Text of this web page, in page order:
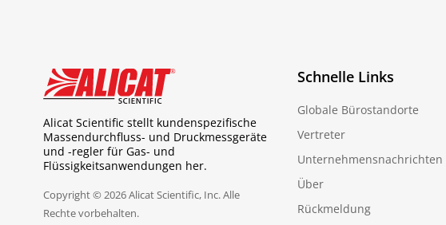
Alicat Scientific stellt kundenspezifische
Massendurchfluss- und Druckmessgeräte
und -regler für Gas- und
Flüssigkeitsanwendungen her.
Copyright © 2026 Alicat Scientific, Inc. Alle
Rechte vorbehalten.
Schnelle Links
Globale Bürostandorte
Vertreter
Unternehmensnachrichten
Über
Rückmeldung